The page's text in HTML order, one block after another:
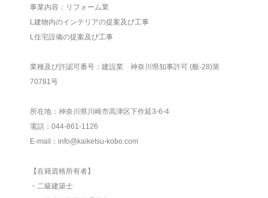
事業内容：リフォーム業
L建物内のインテリアの提案及び工事
L住宅設備の提案及び工事
業種及び許認可番号：建設業 神奈川県知事許可 (般-28)第
70781号
所在地：神奈川県川崎市高津区下作延3-6-4
電話：044-861-1126
E-mail：info@kaiketsu-kobo.com
【在籍資格所有者】
・二級建築士